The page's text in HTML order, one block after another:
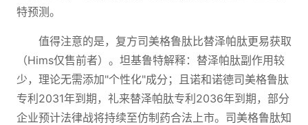
特预测。
值得注意的是，复方司美格鲁肽比替泽帕肽更易获取
（Hims仅售前者）。坦基鲁特解释：替泽帕肽副作用较
少，理论无需添加"个性化"成分；且诺和诺德司美格鲁肽
专利2031年到期，礼来替泽帕肽专利2036年到期，部分
企业预计法律战将持续至仿制药合法上市。司美格鲁肽知